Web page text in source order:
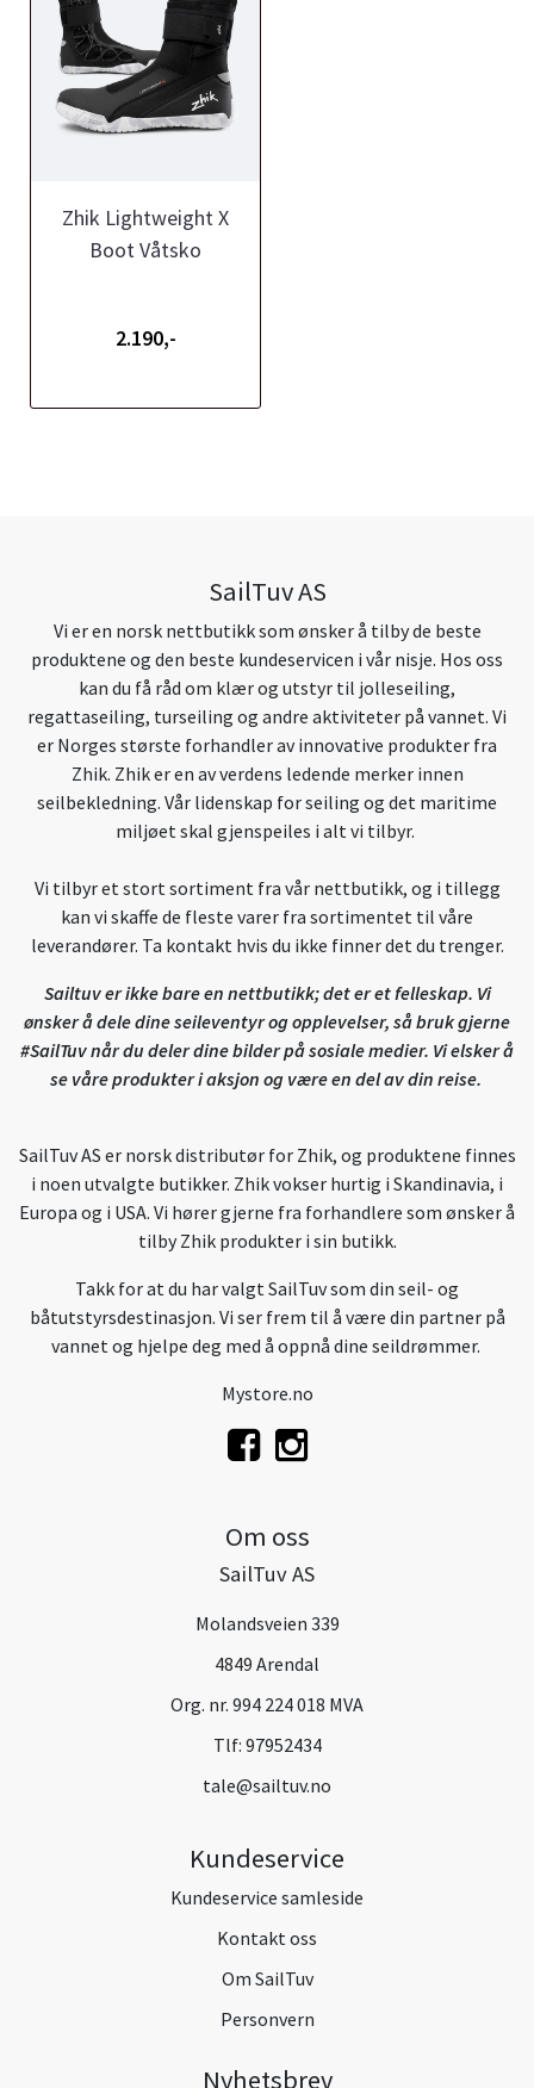
Zhik Lightweight X
Boot Våtsko
2.190,-
SailTuv AS
Vi er en norsk nettbutikk som ønsker å tilby de beste
produktene og den beste kundeservicen i vår nisje. Hos oss
kan du få råd om klær og utstyr til jolleseiling,
regattaseiling, turseiling og andre aktiviteter på vannet. Vi
er Norges største forhandler av innovative produkter fra
Zhik. Zhik er en av verdens ledende merker innen
seilbekledning. Vår lidenskap for seiling og det maritime
miljøet skal gjenspeiles i alt vi tilbyr.
Vi tilbyr et stort sortiment fra vår nettbutikk, og i tillegg
kan vi skaffe de fleste varer fra sortimentet til våre
leverandører. Ta kontakt hvis du ikke finner det du trenger.
Sailtuv er ikke bare en nettbutikk; det er et felleskap. Vi
ønsker å dele dine seileventyr og opplevelser, så bruk gjerne
#SailTuv når du deler dine bilder på sosiale medier. Vi elsker å
se våre produkter i aksjon og være en del av din reise.
SailTuv AS er norsk distributør for Zhik, og produktene finnes
i noen utvalgte butikker. Zhik vokser hurtig i Skandinavia, i
Europa og i USA. Vi hører gjerne fra forhandlere som ønsker å
tilby Zhik produkter i sin butikk.
Takk for at du har valgt SailTuv som din seil- og
båtutstyrsdestinasjon. Vi ser frem til å være din partner på
vannet og hjelpe deg med å oppnå dine seildrømmer.
Mystore.no
Om oss
SailTuv AS
Molandsveien 339
4849 Arendal
Org. nr. 994 224 018 MVA
Tlf: 97952434
tale@sailtuv.no
Kundeservice
Kundeservice samleside
Kontakt oss
Om SailTuv
Personvern
Nyhetsbrev